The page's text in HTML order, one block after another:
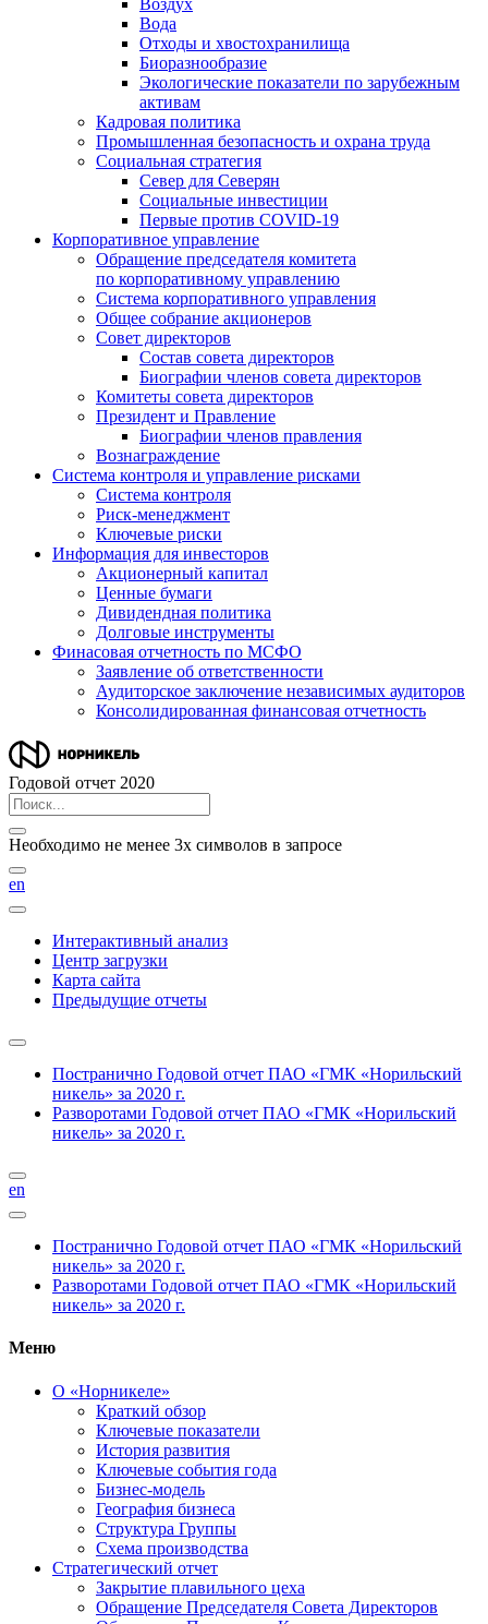
Воздух
Вода
Отходы и хвостохранилища
Биоразнообразие
Экологические показатели по зарубежным
активам
Кадровая политика
Промышленная безопасность и охрана труда
Социальная стратегия
Север для Северян
Социальные инвестиции
Первые против COVID‑19
Корпоративное управление
Обращение председателя комитета
по корпоративному управлению
Система корпоративного управления
Общее собрание акционеров
Совет директоров
Состав совета директоров
Биографии членов совета директоров
Комитеты совета директоров
Президент и Правление
Биографии членов правления
Вознаграждение
Система контроля и управление рисками
Система контроля
Риск-менеджмент
Ключевые риски
Информация для инвесторов
Акционерный капитал
Ценные бумаги
Дивидендная политика
Долговые инструменты
Финасовая отчетность по МСФО
Заявление об ответственности
Аудиторское заключение независимых аудиторов
Консолидированная финансовая отчетность
Годовой отчет 2020
Необходимо не менее 3х символов в запросе
en
Интерактивный анализ
Центр загрузки
Карта сайта
Предыдущие отчеты
Постранично Годовой отчет ПАО «ГМК «Норильский
никель» за 2020 г.
Разворотами Годовой отчет ПАО «ГМК «Норильский
никель» за 2020 г.
en
Постранично Годовой отчет ПАО «ГМК «Норильский
никель» за 2020 г.
Разворотами Годовой отчет ПАО «ГМК «Норильский
никель» за 2020 г.
Меню
О «Норникеле»
Краткий обзор
Ключевые показатели
История развития
Ключевые события года
Бизнес-модель
География бизнеса
Структура Группы
Схема производства
Стратегический отчет
Закрытие плавильного цеха
Обращение Председателя Совета Директоров